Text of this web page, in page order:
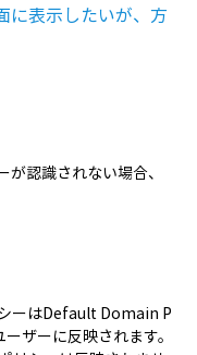
に表示したいが、方
認識されない場合、
ーはDefault Domain P
ザーに反映されます。